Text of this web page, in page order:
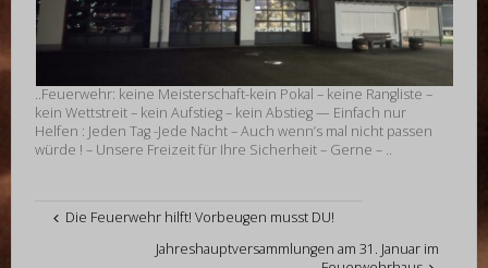
..Feuerwehr: keine Meisterschaft-kein Pokal – keine Rangliste –
kein Wettstreit – kein Aufstieg – kein Abstieg — Einfach nur
Helfen : Jeden Tag -Jede Nacht – Auch wenn’s mal nicht passen
würde ! – Unsere Freizeit für Ihre Sicherheit – Gerne – ..
Die Feuerwehr hilft! Vorbeugen musst DU!
Jahreshauptversammlungen am 31. Januar im